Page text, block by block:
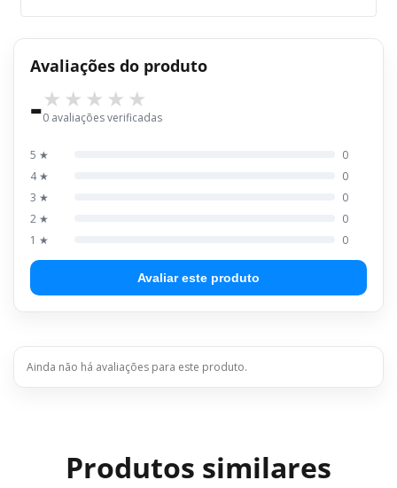
Avaliações do produto
-0 avaliações verificadas
5 ★
0
4 ★
0
3 ★
0
2 ★
0
1 ★
0
Avaliar este produto
Ainda não há avaliações para este produto.
Produtos similares